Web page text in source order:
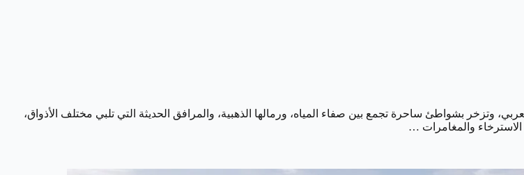
وتزخر بشواطئ ساحرة تجمع بين صفاء المياه، ورمالها الذهبية، والمرافق الحديثة التي تلبي مختلف الأذواق،